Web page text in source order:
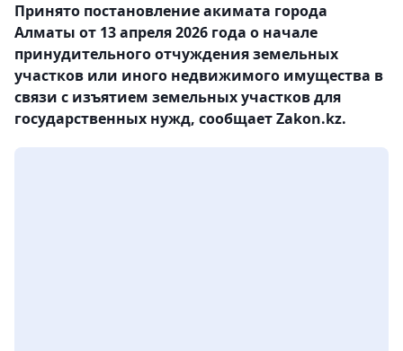
Принято постановление акимата города
Алматы от 13 апреля 2026 года о начале
принудительного отчуждения земельных
участков или иного недвижимого имущества в
связи с изъятием земельных участков для
государственных нужд, сообщает Zakon.kz.